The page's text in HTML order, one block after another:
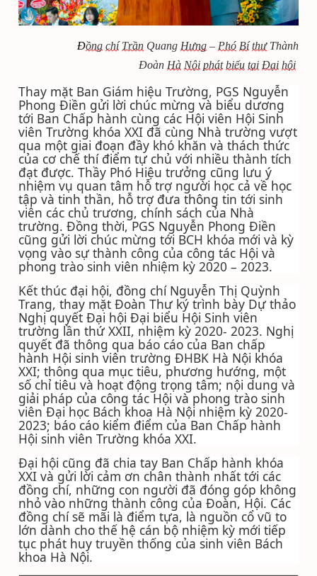
Đồng chí Trần Quang Hưng – Phó Bí thưThành
Đoàn Hà Nội phát biểu tại Đại hội
Thay mặt Ban Giám hiệu Trường, PGS Nguyễn
Phong Điền gửi lời chúc mừng và biểu dương
tới Ban Chấp hành cùng các Hội viên Hội Sinh
viên Trường khóa XXI đã cùng Nhà trường vượt
qua một giai đoạn đầy khó khăn và thách thức
của cơ chế thí điểm tự chủ với nhiều thành tích
đạt được. Thầy Phó Hiệu trưởng cũng lưu ý
nhiệm vụ quan tâm hỗ trợ người học cả về học
tập và tinh thần, hỗ trợ đưa thông tin tới sinh
viên các chủ trương, chính sách của Nhà
trường. Đồng thời, PGS Nguyễn Phong Điền
cũng gửi lời chúc mừng tới BCH khóa mới và kỳ
vọng vào sự thành công của công tác Hội và
phong trào sinh viên nhiệm kỳ 2020 – 2023.
Kết thúc đại hội, đồng chí Nguyễn Thị Quỳnh
Trang, thay mặt Đoàn Thư ký trình bày Dự thảo
Nghị quyết Đại hội Đại biểu Hội Sinh viên
trường lần thứ XXII, nhiệm kỳ 2020- 2023. Nghị
quyết đã thông qua báo cáo của Ban chấp
hành Hội sinh viên trường ĐHBK Hà Nội khóa
XXI; thông qua mục tiêu, phương hướng, một
số chỉ tiêu và hoạt động trọng tâm; nội dung và
giải pháp của công tác Hội và phong trào sinh
viên Đại học Bách khoa Hà Nội nhiệm kỳ 2020-
2023; báo cáo kiểm điểm của Ban Chấp hành
Hội sinh viên Trường khóa XXI.
Đại hội cũng đã chia tay Ban Chấp hành khóa
XXI và gửi lời cảm ơn chân thành nhất tới các
đồng chí, những con người đã đóng góp không
nhỏ vào những thành công của Đoàn, Hội. Các
đồng chí sẽ mãi là điểm tựa, là nguồn cổ vũ to
lớn dành cho thế hệ cán bộ nhiệm kỳ mới tiếp
tục phát huy truyền thống của sinh viên Bách
khoa Hà Nội.